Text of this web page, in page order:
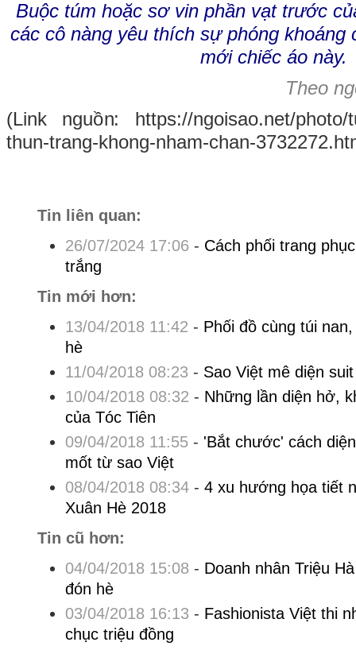
Buộc túm hoặc sơ vin phần vạt trước
các cô nàng yêu thích sự phóng khoáng
mới chiếc áo này.
Theo
(Link nguồn: https://ngoisao.net/photo/
thun-trang-khong-nham-chan-
Tin liên quan:
26/07/2024 17:06 - Cách phối trang
trắng
Tin mới hơn:
13/04/2018 11:42 - Phối đồ cùng túi
hè
11/04/2018 08:23 - Sao Việt mê diện
10/04/2018 08:32 - Những lần diện hở,
của Tóc Tiên
09/04/2018 11:55- 'Bắt chước' cách
mốt từ sao Việt
08/04/2018 08:34- 4 xu hướng họa tiết
Xuân Hè 2018
Tin cũ hơn:
04/04/2018 15:08 - Doanh nhân Triệu
đón hè
03/04/2018 16:13 - Fashionista Việt thi
chục triệu đồng